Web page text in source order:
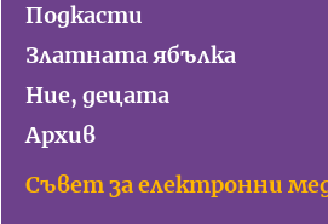
Подкасти
Златната ябълка
Ние, децата
Архив
Съвет за електронни